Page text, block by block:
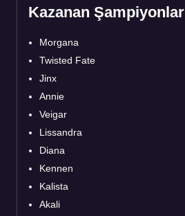
Kazanan Şampiyonlar
Morgana
Twisted Fate
Jinx
Annie
Veigar
Lissandra
Diana
Kennen
Kalista
Akali